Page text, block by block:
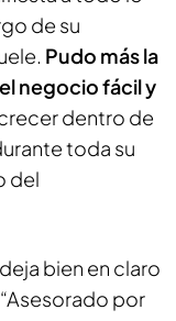
de su
Pudo más la
negocio fácil y
dentro de
toda su
del
deja bien en claro
por